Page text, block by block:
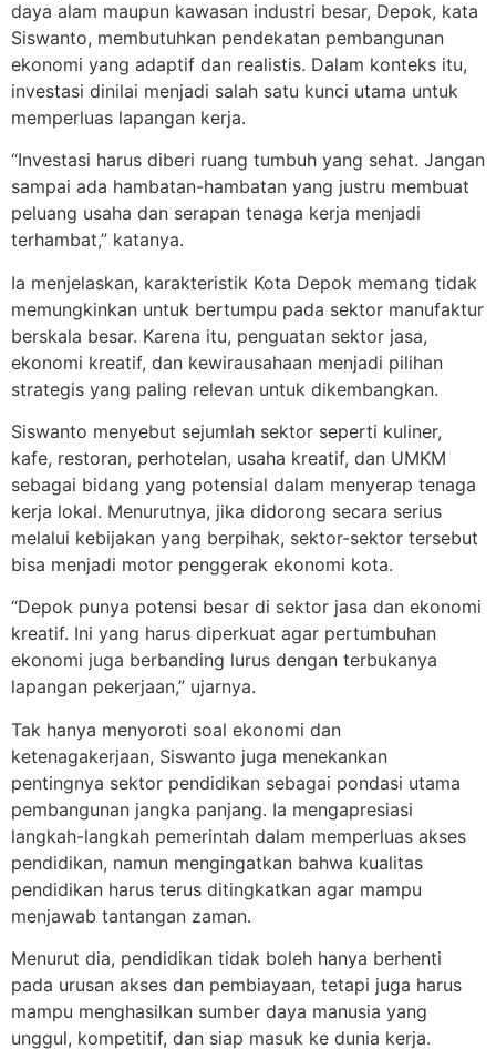
daya alam maupun kawasan industri besar, Depok, kata
Siswanto, membutuhkan pendekatan pembangunan
ekonomi yang adaptif dan realistis. Dalam konteks itu,
investasi dinilai menjadi salah satu kunci utama untuk
memperluas lapangan kerja.
“Investasi harus diberi ruang tumbuh yang sehat. Jangan
sampai ada hambatan-hambatan yang justru membuat
peluang usaha dan serapan tenaga kerja menjadi
terhambat,” katanya.
Ia menjelaskan, karakteristik Kota Depok memang tidak
memungkinkan untuk bertumpu pada sektor manufaktur
berskala besar. Karena itu, penguatan sektor jasa,
ekonomi kreatif, dan kewirausahaan menjadi pilihan
strategis yang paling relevan untuk dikembangkan.
Siswanto menyebut sejumlah sektor seperti kuliner,
kafe, restoran, perhotelan, usaha kreatif, dan UMKM
sebagai bidang yang potensial dalam menyerap tenaga
kerja lokal. Menurutnya, jika didorong secara serius
melalui kebijakan yang berpihak, sektor-sektor tersebut
bisa menjadi motor penggerak ekonomi kota.
“Depok punya potensi besar di sektor jasa dan ekonomi
kreatif. Ini yang harus diperkuat agar pertumbuhan
ekonomi juga berbanding lurus dengan terbukanya
lapangan pekerjaan,” ujarnya.
Tak hanya menyoroti soal ekonomi dan
ketenagakerjaan, Siswanto juga menekankan
pentingnya sektor pendidikan sebagai pondasi utama
pembangunan jangka panjang. Ia mengapresiasi
langkah-langkah pemerintah dalam memperluas akses
pendidikan, namun mengingatkan bahwa kualitas
pendidikan harus terus ditingkatkan agar mampu
menjawab tantangan zaman.
Menurut dia, pendidikan tidak boleh hanya berhenti
pada urusan akses dan pembiayaan, tetapi juga harus
mampu menghasilkan sumber daya manusia yang
unggul, kompetitif, dan siap masuk ke dunia kerja.